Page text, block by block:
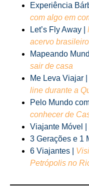
Experiência
com algo em
Let’s Fly Away |
acervo
Mapeando
sair de casa
Me Leva Viajar |
line durante a
Pelo Mundo
conhecer de
Viajante Móvel |
3 Gerações e 1
6 Viajantes |
Petrópolis no